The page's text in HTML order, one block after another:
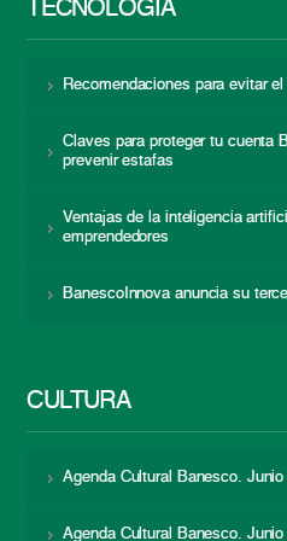
TECNOLOGÍA
Recomendaciones para evitar
Claves para proteger tu cuenta
prevenir estafas
Ventajas de la inteligencia
emprendedores
BanescoInnova anuncia su
CULTURA
Agenda Cultural Banesco.
Agenda Cultural Banesco.